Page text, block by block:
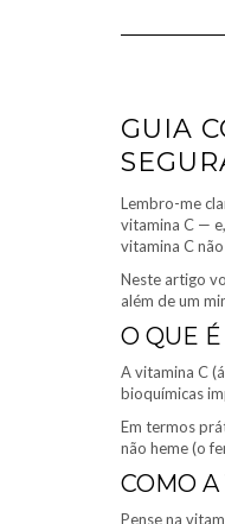
GUIA
Lembro-me
vitamina C —
vitamina C
Neste artigo
além de um
O QUE
A vitamina C
bioquímicas
Em termos
não heme (o
COMO
Pense na